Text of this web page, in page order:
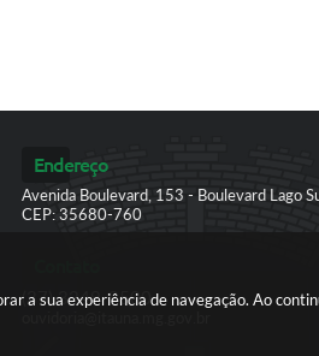
a sua experiência de navegação. Ao
Endereço
Avenida Boulevard, 153 - Boulevard Lago
CEP: 35680-760
(37) 3249-9500